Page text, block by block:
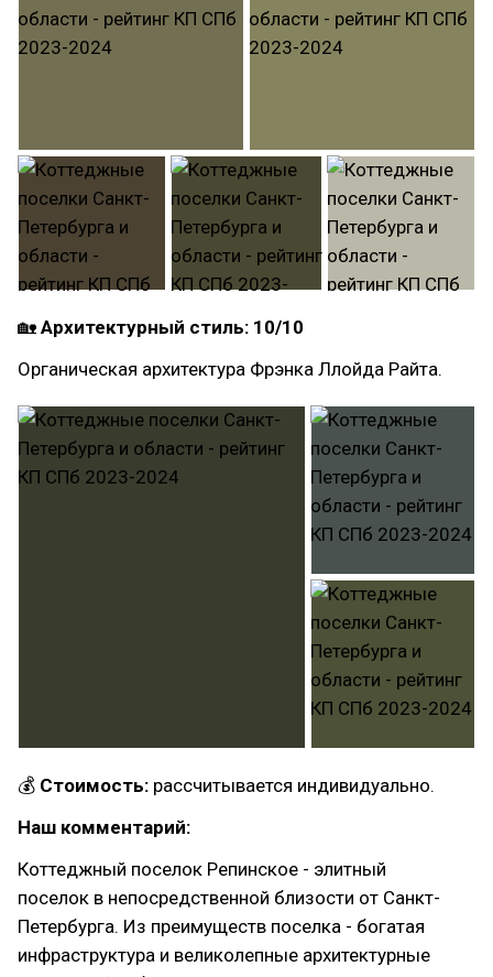
🏡 Архитектурный стиль: 10/10
Органическая архитектура Фрэнка Ллойда Райта.
💰 Стоимость: рассчитывается индивидуально.
Наш комментарий:
Коттеджный поселок Репинское - элитный
поселок в непосредственной близости от Санкт-
Петербурга. Из преимуществ поселка - богатая
инфраструктура и великолепные архитектурные